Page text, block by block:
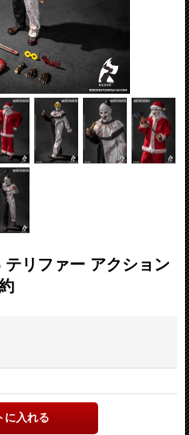
リファー アクション